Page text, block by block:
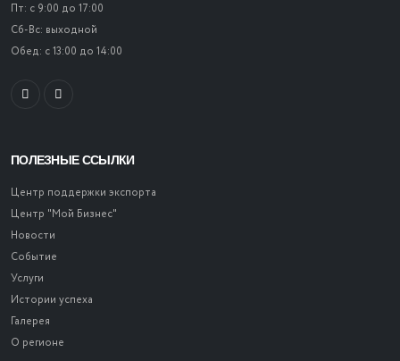
Пт: с 9:00 до 17:00
Сб-Вс: выходной
Обед: с 13:00 до 14:00
ПОЛЕЗНЫЕ ССЫЛКИ
Центр поддержки экспорта
Центр "Мой Бизнес"
Новости
Событие
Услуги
Истории успеха
Галерея
О регионе